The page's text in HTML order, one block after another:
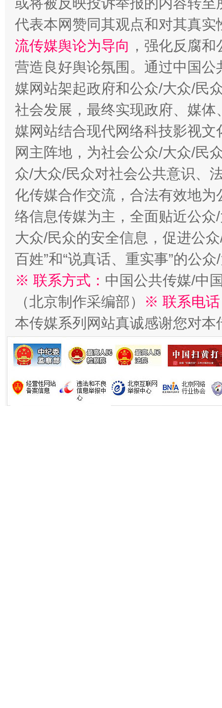
习近平的博鳌关键词
魏明亮
“刷贴”乱象丛生
生
揭批美国五大"原罪" "炒
代表本网赞同其观点和对其真实
流传媒舆论为导向 ，强化反腐
营造良好舆论氛围。通过中国
媒网站架起政府和公众/大众/民
社会发展，最终实现政府、媒
媒网站结合现代网络科技影视
网主阵地，为社会公众/大众/民
众/大众/民众对社会公共意识、
化传媒合作交流，合法有效地
络信息传媒为主，全面贴近公
大众/民众的安全信息，促进公
百姓”和“说真话、重实事”的公
※ 联系方式： 中国公共传媒/中
（北京制作采编部）
※ 联系电
本传媒系列网站真诚感谢您对